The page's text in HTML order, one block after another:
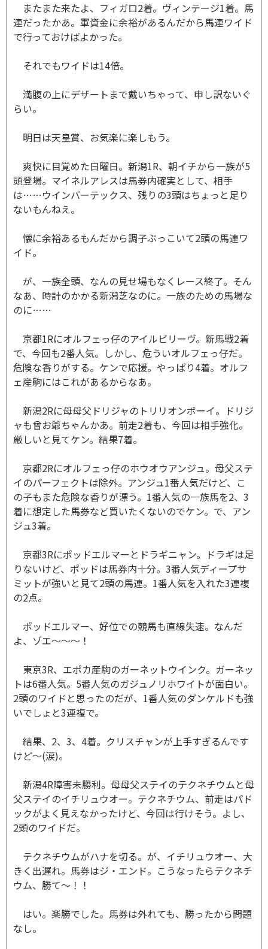
またまた来たよ、フィガロ2着。ヴィンテージ1着。馬
連だったかあ。軍資金に余裕があるんだから馬連ワイド
で行っておけばよかった。
それでもワイドは14倍。
満腹の上にデザートまで戴いちゃって、申し訳ないぐ
らい。
明日は天皇賞、お気楽に楽しもう。
爽快に目覚めた日曜日。新潟1R、朝イチから一族が5
頭登場。マイネルアレスは馬券内確実として、相手
は……ウインバーテックス、残りの3頭はちょっと足り
ないもんねえ。
懐に余裕あるもんだから調子ぶっこいて2頭の馬連ワ
イド。
が、一族全頭、なんの見せ場もなくレース終了。そん
なあ、時計のかかる新潟芝なのに。一族のための馬場な
のに……
京都1Rにオルフェっ仔のアイルビリーヴ。新馬戦2着
で、今回も2番人気。しかし、危ういオルフェっ仔だ。
危険な香りがする。ケンで応援。やっぱり4着。オルフ
ェ産駒にはこれがあるからなあ。
新潟2Rに母母父ドリジャのトリリオンボーイ。ドリジ
ャも曾お爺ちゃんかあ。前走2着も、今回は相手強化。
厳しいと見てケン。結果7着。
京都2Rにオルフェっ仔のホウオウアンジュ。母父ステ
イのパーフェクトは除外。アンジュ1番人気だけど、こ
の子もまた危険な香りが漂う。1番人気の一族馬を2、3
着に想定した馬券など買いたくないのでケン。で、アン
ジュ3着。
京都3Rにポッドエルマーとドラギニャン。ドラギは足
りないけど、ポッドは馬券内十分。3番人気ディープサ
ミットが強いと見て2頭の馬連。1番人気を入れた3連複
の2点。
ポッドエルマー、好位での競馬も直線失速。なんだ
よ、ゾエ～～～！
東京3R、エポカ産駒のガーネットウインク。ガーネッ
トは6番人気。5番人気のガジュノリホワイトが面白い。
2頭のワイドと思ったのだが、1番人気のダンケルドも強
いでしょと3連複で。
結果、2、3、4着。クリスチャンが上手すぎるんです
けど～(涙)。
新潟4R障害未勝利。母母父ステイのテクネチウムと母
父ステイのイチリュウオー。テクネチウム、前走はパド
ックがよく見えなかったけど、今回は行けそう。よし、
2頭のワイドだ。
テクネチウムがハナを切る。が、イチリュウオー、大
きく出遅れ。馬券はジ・エンド。こうなったらテクネチ
ウム、勝て～！！
はい。楽勝でした。馬券は外れても、勝ったから問題
なし。